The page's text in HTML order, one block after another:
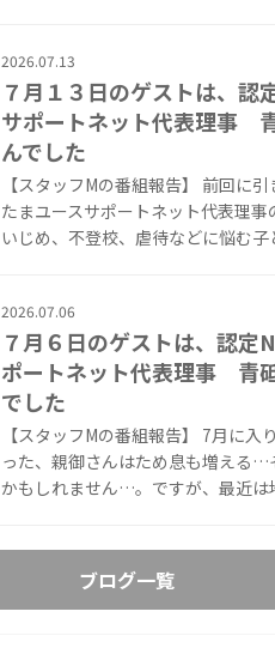
2026.07.13
７月１３日のゲストは、認
サポートネット代表理事
んでした
【スタッフMの番組報告】 前回に
たまユースサポートネット代表理事
いじめ、不登校、虐待などに悩む子
2026.07.06
７月６日のゲストは、認定
ポートネット代表理事 青
でした
【スタッフMの番組報告】 7月に
った、親御さんはため息も増える
かもしれません…。ですが、最近は
ブログ一覧